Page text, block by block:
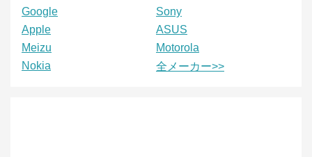
Google
Sony
Apple
ASUS
Meizu
Motorola
Nokia
全メーカー>>